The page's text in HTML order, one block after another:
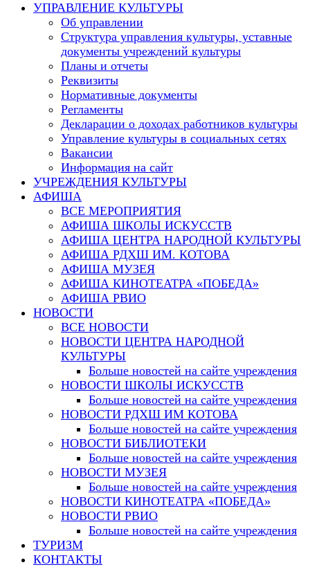
websiteУПРАВЛЕНИЕ КУЛЬТУРЫ
Об управлении
Структура управления культуры, уставные
документы учреждений культуры
Планы и отчеты
Реквизиты
Нормативные документы
Регламенты
Декларации о доходах работников культуры
Управление культуры в социальных сетях
Вакансии
Информация на сайт
УЧРЕЖДЕНИЯ КУЛЬТУРЫ
АФИША
ВСЕ МЕРОПРИЯТИЯ
АФИША ШКОЛЫ ИСКУССТВ
АФИША ЦЕНТРА НАРОДНОЙ КУЛЬТУРЫ
АФИША РДХШ ИМ. КОТОВА
АФИША МУЗЕЯ
АФИША КИНОТЕАТРА «ПОБЕДА»
АФИША РВИО
НОВОСТИ
ВСЕ НОВОСТИ
НОВОСТИ ЦЕНТРА НАРОДНОЙ
КУЛЬТУРЫ
Больше новостей на сайте учреждения
НОВОСТИ ШКОЛЫ ИСКУССТВ
Больше новостей на сайте учреждения
НОВОСТИ РДХШ ИМ КОТОВА
Больше новостей на сайте учреждения
НОВОСТИ БИБЛИОТЕКИ
Больше новостей на сайте учреждения
НОВОСТИ МУЗЕЯ
Больше новостей на сайте учреждения
НОВОСТИ КИНОТЕАТРА «ПОБЕДА»
НОВОСТИ РВИО
Больше новостей на сайте учреждения
ТУРИЗМ
КОНТАКТЫ